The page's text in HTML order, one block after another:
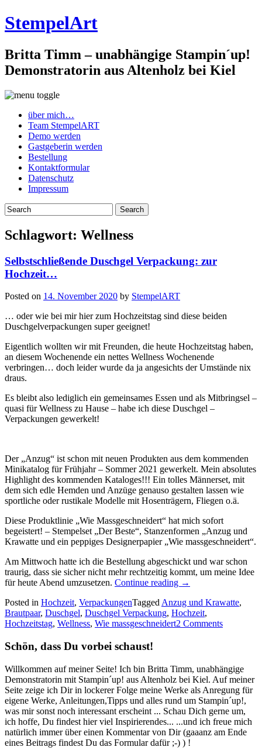
StempelArt
Britta Timm – unabhängige Stampin´up!
Demonstratorin aus Altenholz bei Kiel
über mich…
Team StempelART
Demo werden
Gastgeberin werden
Bestellung
Kontaktformular
Datenschutz
Impressum
Schlagwort: Wellness
Selbstschließende Duschgel Verpackung: zur
Hochzeit…
Posted on 14. November 2020 by StempelART
… oder wie bei mir hier zum Hochzeitstag sind diese beiden
Duschgelverpackungen super geeignet!
Eigentlich wollten wir mit Freunden, die heute Hochzeitstag haben,
an diesem Wochenende ein nettes Wellness Wochenende
verbringen… doch leider wurde da ja angesichts der Umstände nix
draus.
Es bleibt also lediglich ein gemeinsames Essen und als Mitbringsel –
quasi für Wellness zu Hause – habe ich diese Duschgel –
Verpackungen gewerkelt!
Der „Anzug“ ist schon mit neuen Produkten aus dem kommenden
Minikatalog für Frühjahr – Sommer 2021 gewerkelt. Mein absolutes
Highlight des kommenden Kataloges!!! Ein tolles Männerset, mit
dem sich edle Hemden und Anzüge genauso gestalten lassen wie
sportliche oder rustikale Modelle mit Hosenträgern, Fliegen o.ä.
Diese Produktlinie „Wie Massgeschneidert“ hat mich sofort
begeistert! – Stempelset „Der Beste“, Stanzenformen „Anzug und
Krawatte und ein peppiges Designerpapier „Wie massgeschneidert“.
Am Mittwoch hatte ich die Bestellung abgeschickt und war schon
traurig, dass sie sicher nicht mehr rechtzeitig kommt, um meine Idee
für heute Abend umzusetzen. Continue reading „Selbstschließende
Verpackung:
zur
Hochzeit…“
→
Posted in Hochzeit, VerpackungenTagged Anzug und Krawatte,
Brautpaar, Duschgel, Duschgel Verpackung, Hochzeit,
Hochzeitstag, Wellness, Wie massgeschneidert2 Comments
Schön, dass Du vorbei schaust!
Willkommen auf meiner Seite! Ich bin Britta Timm, unabhängige
Demonstratorin mit Stampin´up! aus Altenholz bei Kiel. Auf meiner
Seite zeige ich Dir in lockerer Folge meine Werke als Anregung für
eigene Werke, Anleitungen,Tipps und alles rund um Stampin´up!,
was mir sonst noch interessant erscheint ... Schau Dich gerne um,
ich hoffe, Du findest hier viel Inspirierendes... ...und ich freue mich
natürlich immer über einen Kommentar von Dir (gaaanz am Ende
eines Beitrags findest Du das Formular dafür ;-) ) !